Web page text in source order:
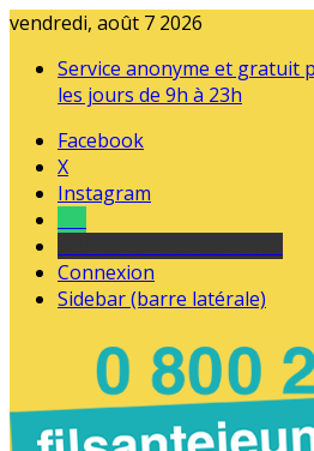
vendredi, août 7 2026
Service anonyme et gratuit
les jours de 9h à 23h
Facebook
X
Instagram
Connexion
Sidebar (barre latérale)